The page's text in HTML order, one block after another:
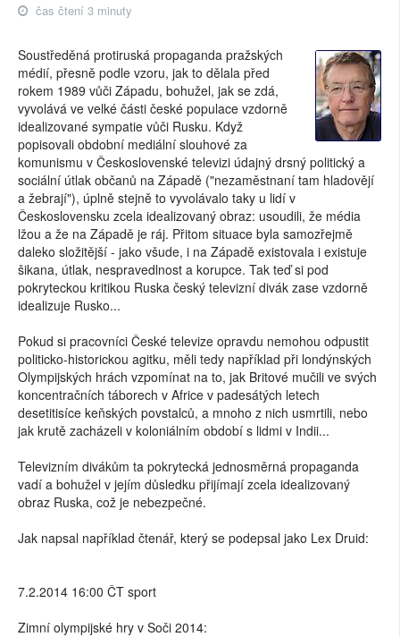
čas čtení 3 minuty
Soustředěná protiruská propaganda pražských
médií, přesně podle vzoru, jak to dělala před
rokem 1989 vůči Západu, bohužel, jak se zdá,
vyvolává ve velké části české populace vzdorně
idealizované sympatie vůči Rusku. Když
popisovali obdobní mediální slouhové za
komunismu v Československé televizi údajný drsný politický a
sociální útlak občanů na Západě ("nezaměstnaní tam hladovějí
a žebrají"), úplně stejně to vyvolávalo taky u lidí v
Československu zcela idealizovaný obraz: usoudili, že média
lžou a že na Západě je ráj. Přitom situace byla samozřejmě
daleko složitější - jako všude, i na Západě existovala i existuje
šikana, útlak, nespravedlnost a korupce. Tak teď si pod
pokryteckou kritikou Ruska český televizní divák zase vzdorně
idealizuje Rusko...
Pokud si pracovníci České televize opravdu nemohou odpustit
politicko-historickou agitku, měli tedy například při londýnských
Olympijských hrách vzpomínat na to, jak Britové mučili ve svých
koncentračních táborech v Africe v padesátých letech
desetitisíce keňských povstalců, a mnoho z nich usmrtili, nebo
jak krutě zacházeli v koloniálním období s lidmi v Indii...
Televizním divákům ta pokrytecká jednosměrná propaganda
vadí a bohužel v jejím důsledku přijímají zcela idealizovaný
obraz Ruska, což je nebezpečné.
Jak napsal například čtenář, který se podepsal jako Lex Druid:
7.2.2014 16:00 ČT sport
Zimní olympijské hry v Soči 2014: